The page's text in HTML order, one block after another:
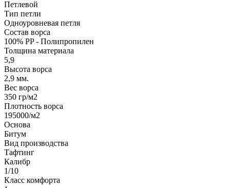
Петлевой
Тип петли
Одноуровневая петля
Состав ворса
100% PP - Полипропилен
Толщина материала
5,9
Высота ворса
2,9 мм.
Вес ворса
350 гр/м2
Плотность ворса
195000/м2
Основа
Битум
Вид производства
Тафтинг
Калибр
1/10
Класс комфорта